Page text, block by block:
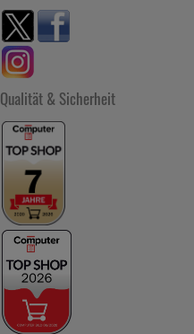
Qualität & Sicherheit